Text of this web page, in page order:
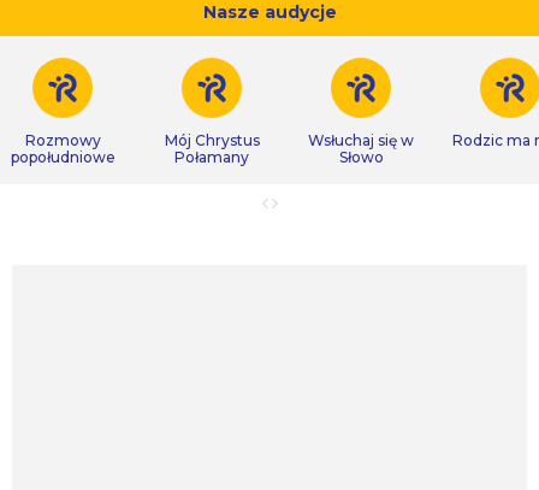
Nasze audycje
Rozmowy
popołudniowe
Mój Chrystus
Połamany
Wsłuchaj się w
Słowo
Rodzic ma